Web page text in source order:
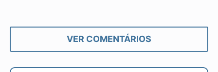
VER COMENTÁRIOS